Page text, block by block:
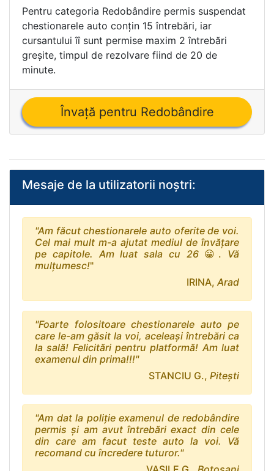
Pentru categoria Redobândire permis suspendat
chestionarele auto conţin 15 întrebări, iar
cursantului îî sunt permise maxim 2 întrebări
greşite, timpul de rezolvare fiind de 20 de
minute.
Învaţă pentru Redobândire
Mesaje de la utilizatorii noştri:
"Am făcut chestionarele auto oferite de voi.
Cel mai mult m-a ajutat mediul de învăţare
pe capitole. Am luat sala cu 26 😀 . Vă
mulţumesc!"
IRINA, Arad
"Foarte folositoare chestionarele auto pe
care le-am găsit la voi, aceleaşi întrebări ca
la sală! Felicitări pentru platformă! Am luat
examenul din prima!!!"
STANCIU G., Piteşti
"Am dat la poliţie examenul de redobândire
permis şi am avut întrebări exact din cele
din care am facut teste auto la voi. Vă
recomand cu încredere tuturor."